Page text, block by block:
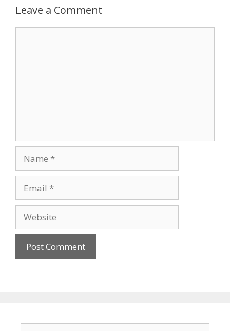
Leave a Comment